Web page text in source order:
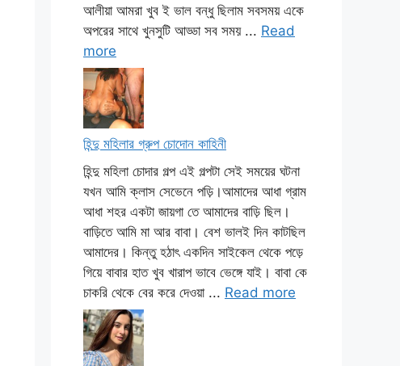
আলীয়া আমরা খুব ই ভাল বন্ধু ছিলাম সবসময় একে
অপরের সাথে খুনসুটি আড্ডা সব সময় ... Read
more
হিন্দু মহিলার গ্রুপ চোদোন কাহিনী
হিন্দু মহিলা চোদার গল্প এই গল্পটা সেই সময়ের ঘটনা
যখন আমি ক্লাস সেভেনে পড়ি।আমাদের আধা গ্রাম
আধা শহর একটা জায়গা তে আমাদের বাড়ি ছিল।
বাড়িতে আমি মা আর বাবা। বেশ ভালই দিন কাটছিল
আমাদের। কিন্তু হঠাৎ একদিন সাইকেল থেকে পড়ে
গিয়ে বাবার হাত খুব খারাপ ভাবে ভেঙ্গে যাই। বাবা কে
চাকরি থেকে বের করে দেওয়া ... Read more